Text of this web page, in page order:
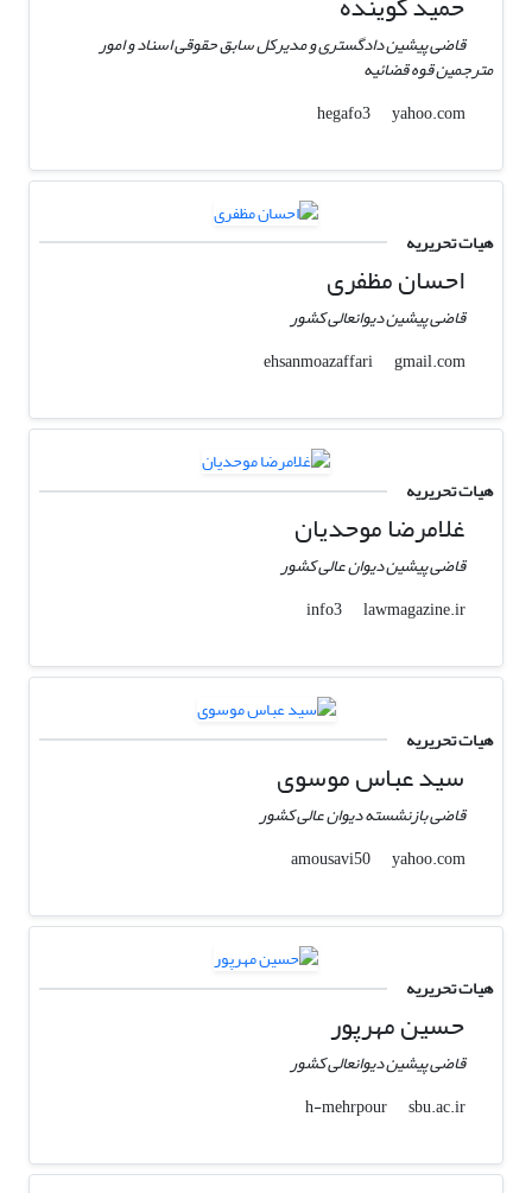
قاضی پیشین دادگستری و مدیرکل سابق حقوقی اسناد و امور
مترجمین قوه قضائیه
hegafo3
yahoo.com
هیات تحریریه
احسان مظفری
قاضی پیشین دیوانعالی کشور
ehsanmoazaffari
gmail.com
هیات تحریریه
غلامرضا موحدیان
قاضی پیشین دیوان عالی کشور
info3
lawmagazine.ir
هیات تحریریه
سید عباس موسوی
قاضی بازنشسته دیوان عالی کشور
amousavi50
yahoo.com
هیات تحریریه
حسین مهرپور
قاضی پیشین دیوانعالی کشور
h-mehrpour
sbu.ac.ir